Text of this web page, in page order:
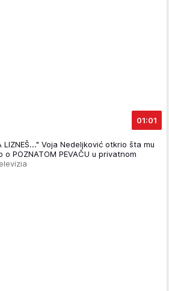
01:01
LIZNEŠ..." Voja Nedeljković otkrio šta mu
POZNATOM PEVAČU u privatnom